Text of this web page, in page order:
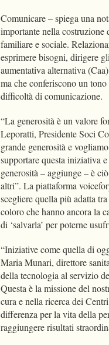
Comunicare – spiega una
importante nella
familiare e sociale.
esprimere bisogni, dirigere
aumentativa alternativa
ma che conferiscono un
difficoltà di comunicazione.
“La generosità è un valore
Leporatti, Presidente Soci
grande generosità e
supportare questa iniziativa
generosità – aggiunge – è
altri”. La piattaforma
scegliere quella più adatta
coloro che hanno ancora la
di ‘salvarla’ per poterne
“Iniziative come quella di
Maria Munari, direttore
della tecnologia al servizio
Questa è la missione del
cura e nella ricerca dei
differenza per la vita della
raggiungere risultati